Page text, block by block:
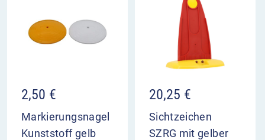
2,50 €
Markierungsnagel
Kunststoff gelb
20,25 €
Sichtzeichen
SZRG mit gelber